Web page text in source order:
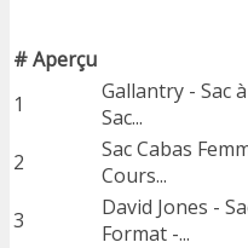
#Aperçu
1
Gallantry - Sac
Sac...
2
Sac Cabas
Cours...
3
David Jones -
Format -...